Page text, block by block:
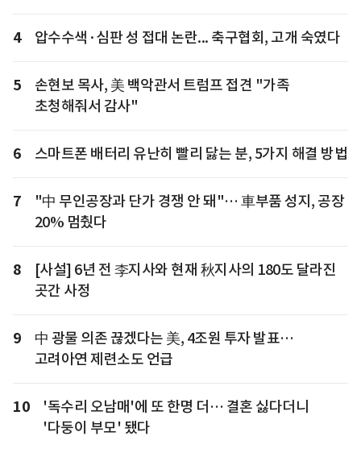
4 압수수색·심판 성 접대 논란... 축구협회, 고개 숙였다
5
손현보 목사, 美 백악관서 트럼프 접견 "가족
초청해줘서 감사"
6 스마트폰 배터리 유난히 빨리 닳는 분, 5가지 해결 방법
7
"中 무인공장과 단가 경쟁 안 돼"… 車부품 성지, 공장
20% 멈췄다
8
[사설] 6년 전 李지사와 현재 秋지사의 180도 달라진
곳간 사정
9
中 광물 의존 끊겠다는 美, 4조원 투자 발표…
고려아연 제련소도 언급
10
'독수리 오남매'에 또 한명 더… 결혼 싫다더니
'다둥이 부모' 됐다